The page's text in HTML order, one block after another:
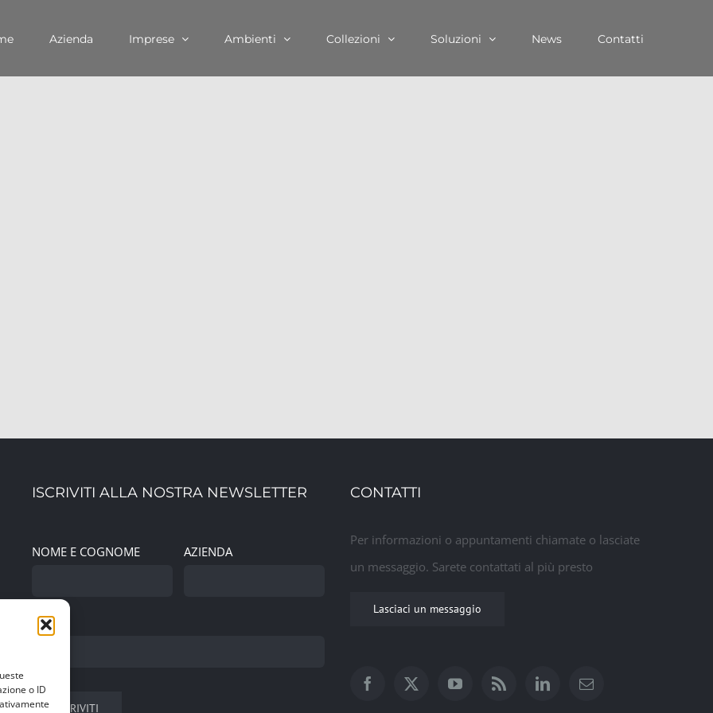
o ID
Azienda Imprese Ambienti Collezioni Soluzioni News Contatti
ISCRIVITI ALLA NOSTRA NEWSLETTER
NOME E COGNOME AZIENDA
EMAIL
CONTATTI
Per informazioni o appuntamenti chiamate o lasciate
un messaggio. Sarete contattati al più presto
Lasciaci un messaggio